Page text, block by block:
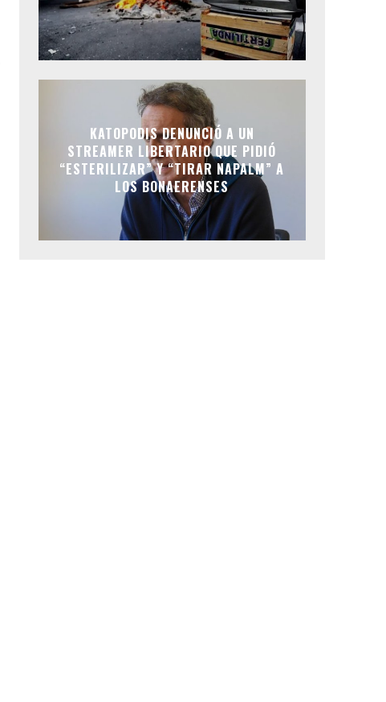
KATOPODIS DENUNCIÓ A UN
STREAMER LIBERTARIO QUE PIDIÓ
“ESTERILIZAR” Y “TIRAR NAPALM” A
LOS BONAERENSES